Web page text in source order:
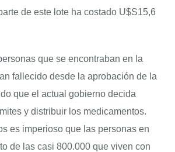
de este lote ha costado U$S15,6
que se encontraban en la
fallecido desde la aprobación de la
que el actual gobierno decida
y distribuir los medicamentos.
es imperioso que las personas en
de las casi 800.000 que viven con